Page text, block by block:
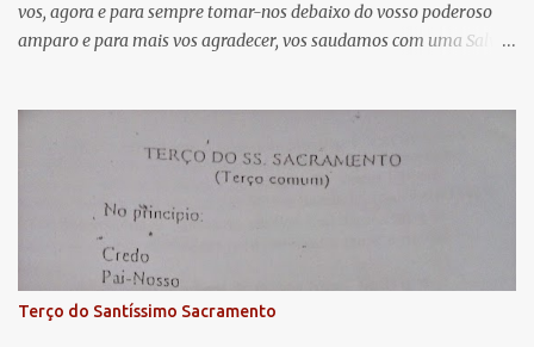
i
o
vos, agora e para sempre tomar-nos debaixo do vosso poderoso
amparo e para mais vos agradecer, vos saudamos com uma Salve
lágrimas. Eia, pois, Advogada nossa, estes vossos olhos
misericordiosos a nós volvei, e depois deste desterro, mostrai-nos
Jesus. Bendito é o fruto do vosso ventre, ó clemente, ó piedosa, ó
doce e sempre Virgem Maria. Rogai por nós Santa Mãe de Deus.
Para que sejamos dignos das promessas de Cristo. Amém.
Terço do Santíssimo Sacramento